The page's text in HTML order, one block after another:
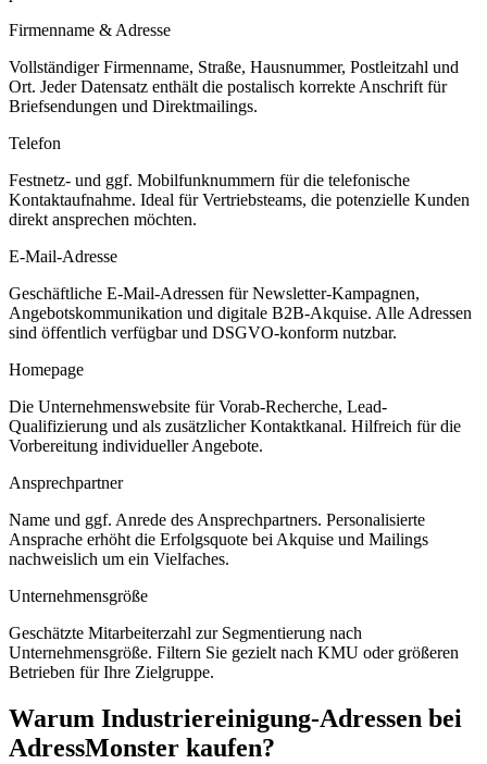
Firmenname & Adresse
Vollständiger Firmenname, Straße, Hausnummer, Postleitzahl und
Ort. Jeder Datensatz enthält die postalisch korrekte Anschrift für
Briefsendungen und Direktmailings.
Telefon
Festnetz- und ggf. Mobilfunknummern für die telefonische
Kontaktaufnahme. Ideal für Vertriebsteams, die potenzielle Kunden
direkt ansprechen möchten.
E-Mail-Adresse
Geschäftliche E-Mail-Adressen für Newsletter-Kampagnen,
Angebotskommunikation und digitale B2B-Akquise. Alle Adressen
sind öffentlich verfügbar und DSGVO-konform nutzbar.
Homepage
Die Unternehmenswebsite für Vorab-Recherche, Lead-
Qualifizierung und als zusätzlicher Kontaktkanal. Hilfreich für die
Vorbereitung individueller Angebote.
Ansprechpartner
Name und ggf. Anrede des Ansprechpartners. Personalisierte
Ansprache erhöht die Erfolgsquote bei Akquise und Mailings
nachweislich um ein Vielfaches.
Unternehmensgröße
Geschätzte Mitarbeiterzahl zur Segmentierung nach
Unternehmensgröße. Filtern Sie gezielt nach KMU oder größeren
Betrieben für Ihre Zielgruppe.
Warum Industriereinigung-Adressen bei
AdressMonster kaufen?